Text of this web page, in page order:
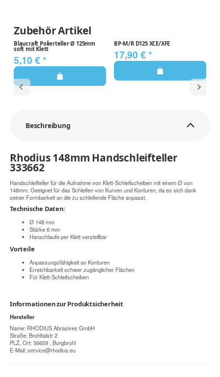
Zubehör Artikel
Blaucraft Polierteller Ø 125mm
soft mit Klett
5,10 €*
BP-M/R D125 XCE/XFE
17,90 €*
Beschreibung
Rhodius 148mm Handschleifteller
333662
Handschleifteller für die Aufnahme von Klett-Schleifscheiben mit einem Ø von
148mm. Geeignet für das Schleifen von Kurven und Konturen, da es sich dank
seiner Formbarkeit an die zu schleifende Fläche anpasst.
Technische Daten:
Ø 148 mm
Stärke 6 mm
Hanschlaufe per Klett verstellbar
Vorteile
Anpassungsfähigkeit an Konturen
Erreichbarkeit schwer zugänglicher Flächen
Für Klett-Schleifscheiben
Informationen zur Produktsicherheit
Hersteller
Name: RHODIUS Abrasives GmbH
Straße: Brohltalstr 2
PLZ, Ort: 56659 , Burgbrohl
E-Mail: service@rhodius.eu